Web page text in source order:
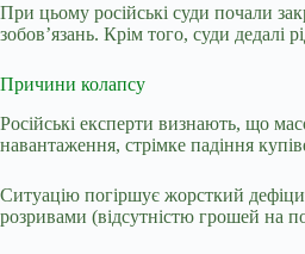
При цьому російські суди почали
зобов’язань. Крім того, суди дедалі
Причини колапсу
Російські експерти визнають, що
навантаження, стрімке падіння
Ситуацію погіршує жорсткий
розривами (відсутністю грошей на